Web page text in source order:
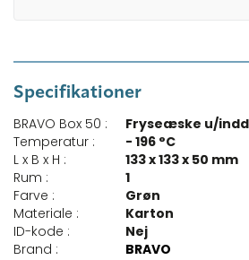
Specifikationer
BRAVO Box 50 :
Fryseæske u/
Temperatur :
- 196 °C
L x B x H :
133 x 133 x 50 mm
Rum :
1
Farve :
Grøn
Materiale :
Karton
ID-kode :
Nej
Brand :
BRAVO